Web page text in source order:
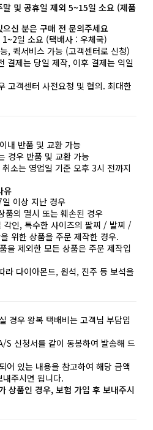
말 및 공휴일 제외 5~15일 소요 (제품
신 분은 구매 전 문의주세요
1~2일 소요 (택배사 : 우체국)
, 퀵서비스 가능 (고객센터로 신청)
결제는 당일 제작, 이후 결제는 익일
고객센터 사전요청 및 협의. 최대한
내 반품 및 교환 가능
경우 반품 및 교환 가능
소는 영업일 기준 오후 3시 전까지
유
일 이상 지난 경우
품의 멸시 또는 훼손된 경우
각인, 특수한 사이즈의 팔찌 / 발찌 /
위한 상품을 주문 제작한 경우.
을 제외한 모든 상품은 주문 제작입
라 다이아몬드, 원석, 진주 등 보석을
경우 왕복 택배비는 고객님 부담입
S 신청서를 같이 동봉하여 발송해 드
어 있는 내용을 참고하여 해당 금액
주시면 됩니다.
상품인 경우, 보험 가입 후 보내주시